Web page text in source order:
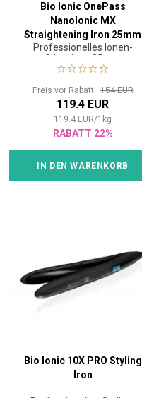
Bio Ionic OnePass
NanoIonic MX
Straightening Iron 25mm
Professionelles Ionen-
Glätteisen 25mm
Preis vor Rabatt:154 EUR
119.4 EUR
119.4 EUR/1 kg
RABATT 22%
IN DEN WARENKORB
Bio Ionic 10X PRO Styling
Iron